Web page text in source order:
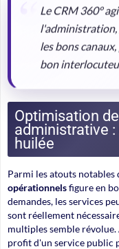
Le CRM 360°
l'administration,
les bons
bon
Optimisation
administrative
huilée
Parmi les atouts notables
opérationnelsfigure en
demandes, les services
sont réellement
multiples semble révolue.
profit d'un service public